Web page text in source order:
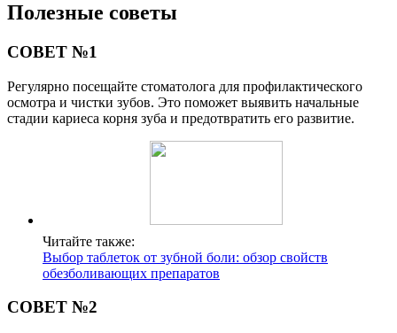
Полезные советы
СОВЕТ №1
Регулярно посещайте стоматолога для профилактического
осмотра и чистки зубов. Это поможет выявить начальные
стадии кариеса корня зуба и предотвратить его развитие.
Читайте также:
Выбор таблеток от зубной боли: обзор свойств
обезболивающих препаратов
СОВЕТ №2